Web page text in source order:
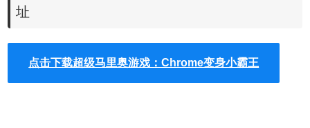
址
点击下载超级马里奥游戏：Chrome变身小霸王